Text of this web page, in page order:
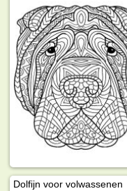
Dolfijn voor volwassenen